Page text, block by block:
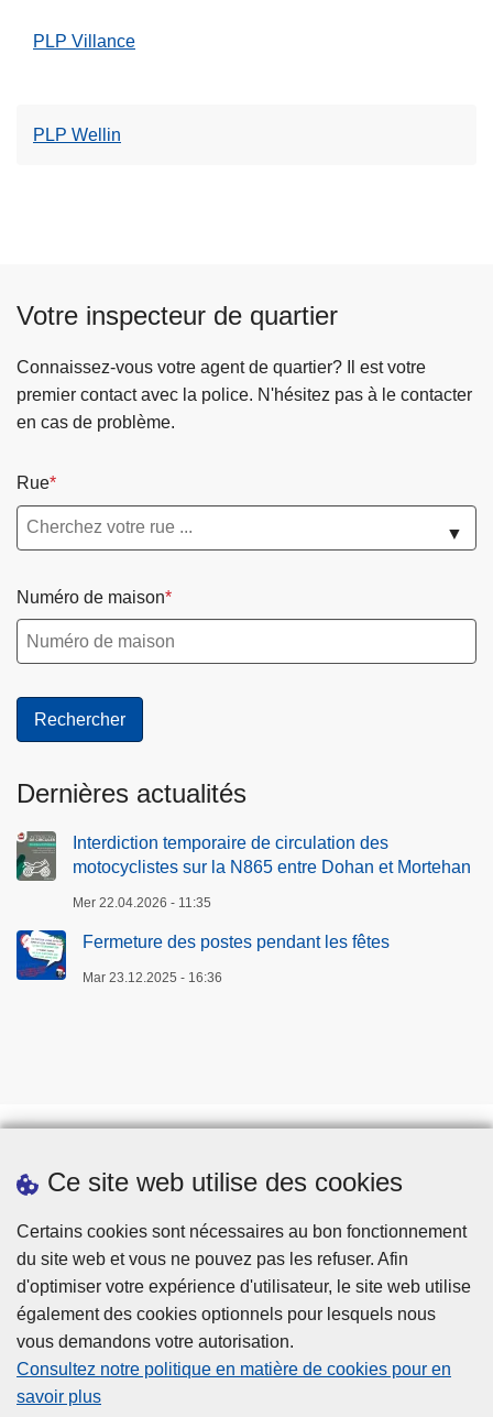
Ce site web utilise des cookies
Certains cookies sont nécessaires au bon fonctionnement
du site web et vous ne pouvez pas les refuser. Afin
d'optimiser votre expérience d'utilisateur, le site web utilise
également des cookies optionnels pour lesquels nous
vous demandons votre autorisation.
Consultez notre politique en matière de cookies pour en
savoir plus
PLP Villance
PLP Wellin
Votre inspecteur de quartier
Connaissez-vous votre agent de quartier? Il est votre
premier contact avec la police. N'hésitez pas à le contacter
en cas de problème.
Rue
▼
Numéro de maison
Dernières actualités
Interdiction temporaire de circulation des
motocyclistes sur la N865 entre Dohan et Mortehan
Mer 22.04.2026 - 11:35
Fermeture des postes pendant les fêtes
Mar 23.12.2025 - 16:36
Téléchargements
Presse